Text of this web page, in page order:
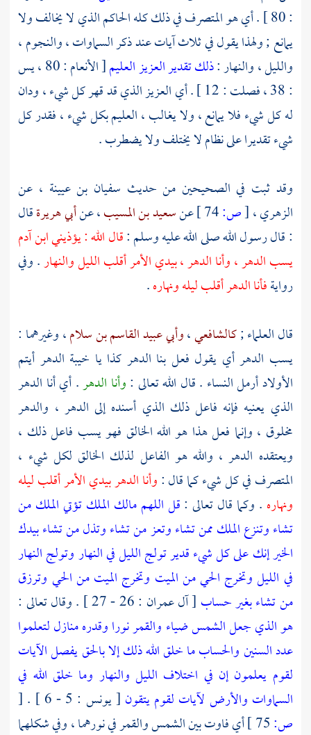
: 80 ] . أي هو المتصرف في ذلك كله الحاكم الذي لا يخالف ولا
يمانع ; ولهذا يقول في ثلاث آيات عند ذكر السماوات ، والنجوم ،
والليل ، والنهار :ذلك تقدير العزيز العليم
[ الأنعام : 80 ، يس
: 38 ، فصلت : 12 ] . أي العزيز الذي قد قهر كل شيء ، ودان
له كل شيء فلا يمانع ، ولا يغالب ، العليم بكل شيء ، فقدر كل
شيء تقديرا على نظام لا يختلف ولا يضطرب .
وقد ثبت في الصحيحين من حديث سفيان بن عيينة ، عن
الزهري،[ص: عنسعيد بن المسيب، عنأبي هريرةقال
: قال رسول الله صلى الله عليه وسلم :قال الله : يؤذيني ابن آدم
يسب الدهر ، وأنا الدهر ، بيدي الأمر أقلب الليل والنهار. وفي
روايةفأنا الدهر أقلب ليله ونهاره.
قال العلماء ;كالشافعي،وأبي عبيد القاسم بن سلام، وغيرهما :
يسب الدهر أي يقول فعل بنا الدهر كذا يا خيبة الدهر أيتم
الأولاد أرمل النساء . قال الله تعالى :وأنا الدهر. أي أنا الدهر
الذي يعنيه فإنه فاعل ذلك الذي أسنده إلى الدهر ، والدهر
مخلوق ، وإنما فعل هذا هو الله الخالق فهو يسب فاعل ذلك ،
ويعتقده الدهر ، والله هو الفاعل لذلك الخالق لكل شيء ،
المتصرف في كل شيء كما قال :وأنا الدهر بيدي الأمر أقلب ليله
ونهاره . وكما قال تعالى :قل اللهم مالك الملك تؤتي الملك من
تشاء وتنزع الملك ممن تشاء وتعز من تشاء وتذل من تشاء بيدك
الخير إنك على كل شيء قدير تولج الليل في النهار وتولج النهار
في الليل وتخرج الحي من الميت وتخرج الميت من الحي وترزق
من تشاء بغير حساب [ آل عمران : 26 - 27 ] . وقال تعالى :
هو الذي جعل الشمس ضياء والقمر نورا وقدره منازل لتعلموا
عدد السنين والحساب ما خلق الله ذلك إلا بالحق يفصل الآيات
لقوم يعلمون إن في اختلاف الليل والنهار وما خلق الله في
السماوات والأرض لآيات لقوم يتقون [ يونس : 5 - 6 ] .
[
ص:
أي فاوت بين الشمس والقمر في نورهما ، وفي شكلهما